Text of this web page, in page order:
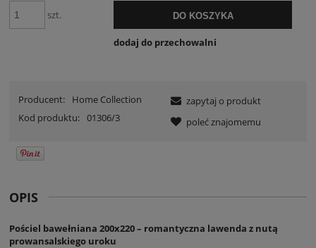
szt. DO KOSZYKA
dodaj do przechowalni
Producent:
Home Collection
Kod produktu: 01306/3
zapytaj o produkt
poleć znajomemu
OPIS
Pościel bawełniana 200x220 – romantyczna lawenda z nutą
prowansalskiego uroku